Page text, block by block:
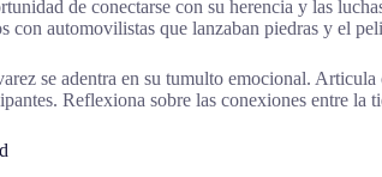
de conectarse con su herencia y las
con automovilistas que lanzaban piedras y el
se adentra en su tumulto emocional.
Reflexiona sobre las conexiones entre